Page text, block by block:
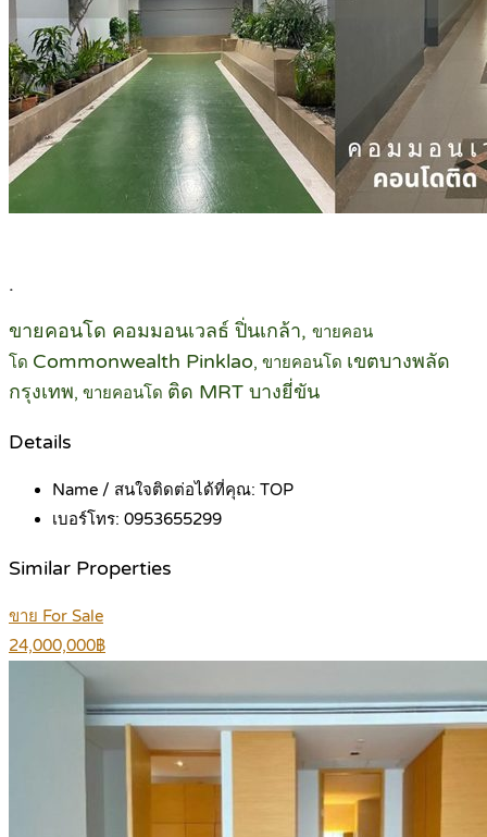
.
ขายคอนโด คอมมอนเวลธ์ ปิ่นเกล้า, ขายคอน
โด Commonwealth Pinklao, ขายคอนโด เขตบางพลัด
กรุงเทพ, ขายคอนโด ติด MRT บางยี่ขัน
Details
Name / สนใจติดต่อได้ที่คุณ: TOP
เบอร์โทร: 0953655299
Similar Properties
ขาย For Sale
24,000,000฿